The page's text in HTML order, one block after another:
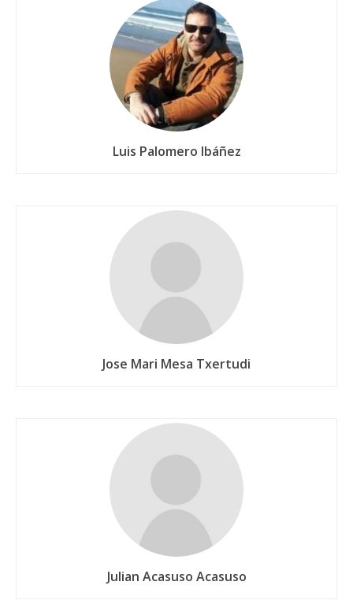
Luis Palomero Ibáñez
Jose Mari Mesa Txertudi
Julian Acasuso Acasuso